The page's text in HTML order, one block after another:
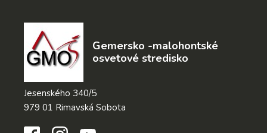
Gemersko -malohontské
osvetové stredisko
Jesenského 340/5
979 01 Rimavská Sobota